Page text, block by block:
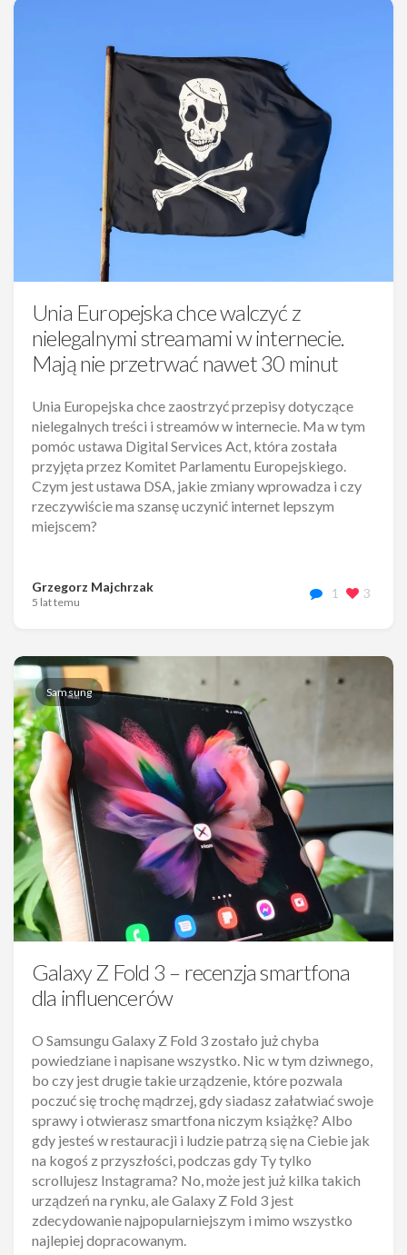
Unia Europejska chce walczyć z
nielegalnymi streamami w internecie.
Mają nie przetrwać nawet 30 minut
Unia Europejska chce zaostrzyć przepisy dotyczące
nielegalnych treści i streamów w internecie. Ma w tym
pomóc ustawa Digital Services Act, która została
przyjęta przez Komitet Parlamentu Europejskiego.
Czym jest ustawa DSA, jakie zmiany wprowadza i czy
rzeczywiście ma szansę uczynić internet lepszym
miejscem?
Grzegorz Majchrzak
5 lat temu
1 3
Samsung
Galaxy Z Fold 3 – recenzja smartfona
dla influencerów
O Samsungu Galaxy Z Fold 3 zostało już chyba
powiedziane i napisane wszystko. Nic w tym dziwnego,
bo czy jest drugie takie urządzenie, które pozwala
poczuć się trochę mądrzej, gdy siadasz załatwiać swoje
sprawy i otwierasz smartfona niczym książkę? Albo
gdy jesteś w restauracji i ludzie patrzą się na Ciebie jak
na kogoś z przyszłości, podczas gdy Ty tylko
scrollujesz Instagrama? No, może jest już kilka takich
urządzeń na rynku, ale Galaxy Z Fold 3 jest
zdecydowanie najpopularniejszym i mimo wszystko
najlepiej dopracowanym.